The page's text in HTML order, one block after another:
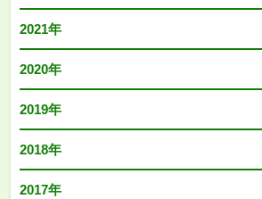
2021年
2020年
2019年
2018年
2017年